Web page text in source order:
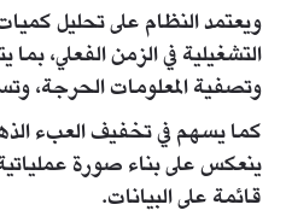
ويعتمد النظام على تحليل
التشغيلية في الزمن الفعلي،
وتصفية المعلومات الحرجة،
كما يسهم في تخفيف العبء
ينعكس على بناء صورة
قائمة على البيانات.